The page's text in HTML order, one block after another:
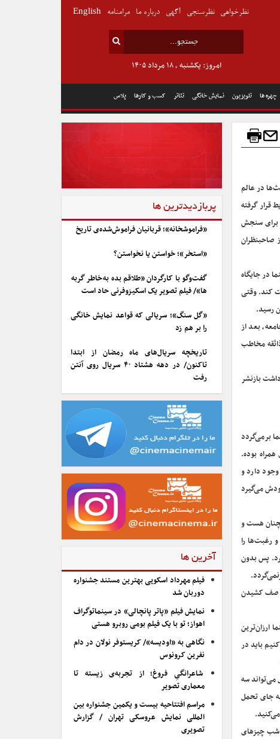
چهره ها تلویزیون نمایش خانگی تئاتر کسب و کارها پلاس
امروز: یکشنبه , ۱۸ مرداد ۱۴۰۵
نظرخواهی نظرسنجی آگهی درباره ما مرامنامه English
در عالم
قرار گرفته
برای سنجش
صاحبنظران
در جایگاه
کند. وقتی
رسید.
بعد از
مخاطب
بازنشر
برمی‌گردد
با عیب و ایرادهای زیادی همراه بوده.
دارد و
می‌گیرد
هست و
رغبت‌ها را
پس بدون
صف کشیدن
ارزان‌ترین
باید در
می‌تواند سه
جای تحمل
شب چیزهای
پربازدیدترین ها
«فراموشخانه»؛ قربانیان فراموش‌شده‌ی تاریخ
«استخر»؛ خواستن یا نخواستن؟
گفت‌وگو با کارگردان «طلاقم بده به خاطر گربه
ها»/ فیلم تصویر یک اسکیزوفرنی حاد است
«گل سنگ»؛ سریالی که قواعد نمایش خانگی
را بر هم زد
تاریخچه سریال‌های ماه رمضان از ابتدا
تاکنون/ در دهه هشتاد ۴۰ سریال روی آنتن
رفت
آخرین ها
فیلم مهرداد اسکویی بهترین مستند جشنواره
دوربان شد
نمایش فیلم «پاتر پانچالی» در سینماتوگراف
اهواز؛ تو با یک فیلم بومی روبرو هستی
نگاهی به «اودیسه»/ کریستوفر نولان در دام
نفرین کرونوس
شاعرانگیِ فروغ؛ از تجربه‌ی زیسته تا
معماری تصویر
مراسم افتتاحیه بیست و یکمین جشنواره بین
المللی نمایش عروسکی تهران / گزارش
تصویری